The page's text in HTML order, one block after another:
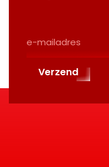
Mailadres
Verzend